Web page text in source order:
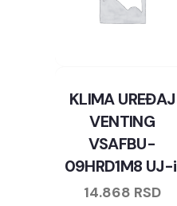
KLIMA UREĐAJ
VENTING
VSAFBU-
09HRD1M8 UJ-i
14.868 RSD